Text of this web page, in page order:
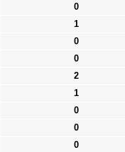
0
1
0
0
2
1
0
0
0